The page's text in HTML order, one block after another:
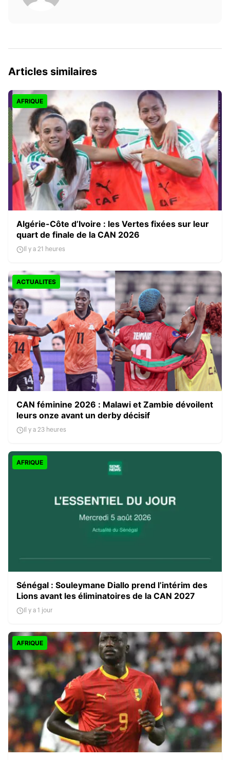
Articles similaires
AFRIQUE
Algérie-Côte d’Ivoire : les Vertes fixées sur leur
quart de finale de la CAN 2026
Il y a 21 heures
ACTUALITES
CAN féminine 2026 : Malawi et Zambie dévoilent
leurs onze avant un derby décisif
Il y a 23 heures
AFRIQUE
Sénégal : Souleymane Diallo prend l’intérim des
Lions avant les éliminatoires de la CAN 2027
Il y a 1 jour
AFRIQUE